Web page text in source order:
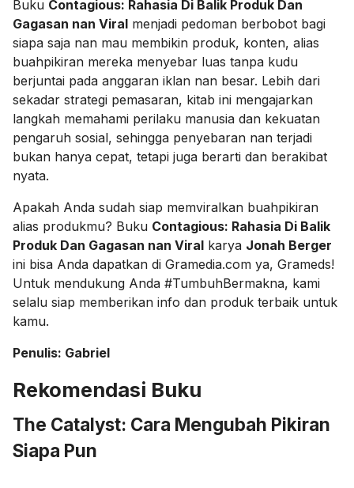
Buku Contagious: Rahasia Di Balik Produk Dan
Gagasan nan Viral menjadi pedoman berbobot bagi
siapa saja nan mau membikin produk, konten, alias
buahpikiran mereka menyebar luas tanpa kudu
berjuntai pada anggaran iklan nan besar. Lebih dari
sekadar strategi pemasaran, kitab ini mengajarkan
langkah memahami perilaku manusia dan kekuatan
pengaruh sosial, sehingga penyebaran nan terjadi
bukan hanya cepat, tetapi juga berarti dan berakibat
nyata.
Apakah Anda sudah siap memviralkan buahpikiran
alias produkmu? Buku Contagious: Rahasia Di Balik
Produk Dan Gagasan nan Viral karya Jonah Berger
ini bisa Anda dapatkan di Gramedia.com ya, Grameds!
Untuk mendukung Anda #TumbuhBermakna, kami
selalu siap memberikan info dan produk terbaik untuk
kamu.
Penulis: Gabriel
Rekomendasi Buku
The Catalyst: Cara Mengubah Pikiran
Siapa Pun